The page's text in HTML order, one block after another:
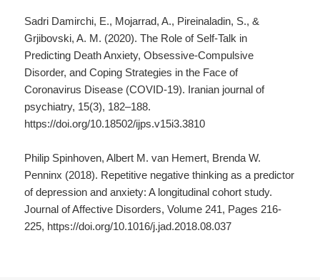
Sadri Damirchi, E., Mojarrad, A., Pireinaladin, S., &
Grjibovski, A. M. (2020). The Role of Self-Talk in
Predicting Death Anxiety, Obsessive-Compulsive
Disorder, and Coping Strategies in the Face of
Coronavirus Disease (COVID-19). Iranian journal of
psychiatry, 15(3), 182–188.
https://doi.org/10.18502/ijps.v15i3.3810
Philip Spinhoven, Albert M. van Hemert, Brenda W.
Penninx (2018). Repetitive negative thinking as a predictor
of depression and anxiety: A longitudinal cohort study.
Journal of Affective Disorders, Volume 241, Pages 216-
225, https://doi.org/10.1016/j.jad.2018.08.037